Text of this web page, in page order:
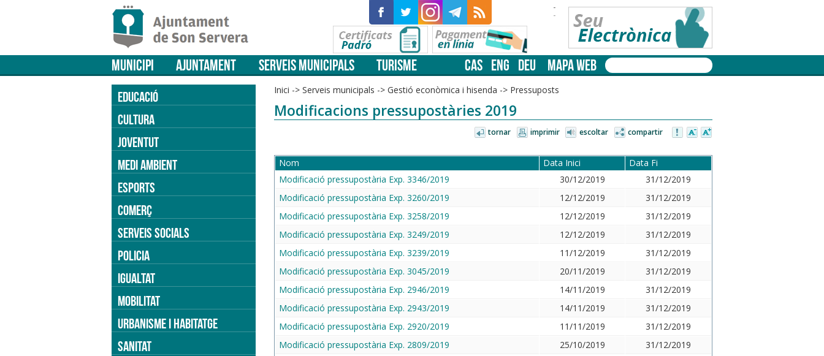
-
-
MUNICIPI AJUNTAMENT SERVEIS MUNICIPALS TURISME CAS ENG DEU MAPA WEB
Inici -> Serveis municipals -> Gestió econòmica i hisenda -> Pressuposts
Modificacions pressupostàries 2019
tornar imprimir escoltar compartir
Nom Data Inici
Data Fi
Modificació pressupostària Exp. 3346/2019
30/12/2019
31/12/2019
Modificació pressupostària Exp. 3260/2019
12/12/2019
31/12/2019
Modificació pressupostària Exp. 3258/2019
12/12/2019
31/12/2019
Modificació pressupostària Exp. 3249/2019
12/12/2019
31/12/2019
Modificació pressupostària Exp. 3239/2019
11/12/2019
31/12/2019
Modificació pressupostària Exp. 3045/2019
20/11/2019
31/12/2019
Modificació pressupostària Exp. 2946/2019
14/11/2019
31/12/2019
Modificació pressupostària Exp. 2943/2019
14/11/2019
31/12/2019
Modificació pressupostària Exp. 2920/2019
11/11/2019
31/12/2019
Modificació pressupostària Exp. 2809/2019
25/10/2019
31/12/2019
EDUCACIÓ
CULTURA
JOVENTUT
MEDI AMBIENT
ESPORTS
COMERÇ
SERVEIS SOCIALS
POLICIA
IGUALTAT
MOBILITAT
URBANISME I HABITATGE
SANITAT